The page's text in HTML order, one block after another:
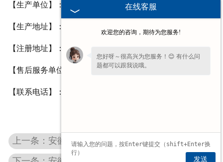
【生产单位】：河南省豫北卫材有限公司
【生产地址】：河南省长垣县蒲东工业园区
【注册地址】：河南省长垣县蒲东工业园区
【售后服务单位】：河南省豫北卫材有限公司
【联系电话】：
上一条：安徽耳鼻喉棉签
在线客服
欢迎您的咨询，期待为您服务!
您好呀～很高兴为您服务！😊 有什么问
题都可以跟我说哦。
发送